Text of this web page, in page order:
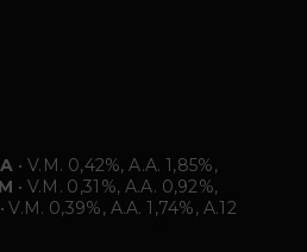
• V.M. 0,42%, A.A. 1,85%,
• V.M. 0,31%, A.A. 0,92%,
• V.M. 0,39%, A.A. 1,74%, A.12